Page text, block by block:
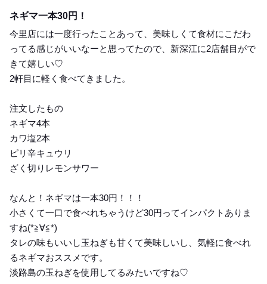
ネギマ一本30円！
今里店には一度行ったことあって、美味しくて食材にこだわ
ってる感じがいいなーと思ってたので、新深江に2店舗目がで
きて嬉しい♡
2軒目に軽く食べてきました。
注文したもの
ネギマ4本
カワ塩2本
ピリ辛キュウリ
ざく切りレモンサワー
なんと！ネギマは一本30円！！！
小さくて一口で食べれちゃうけど30円ってインパクトありま
すね(*≧∀≦*)
タレの味もいいし玉ねぎも甘くて美味しいし、気軽に食べれ
るネギマおススメです。
淡路島の玉ねぎを使用してるみたいですね♡